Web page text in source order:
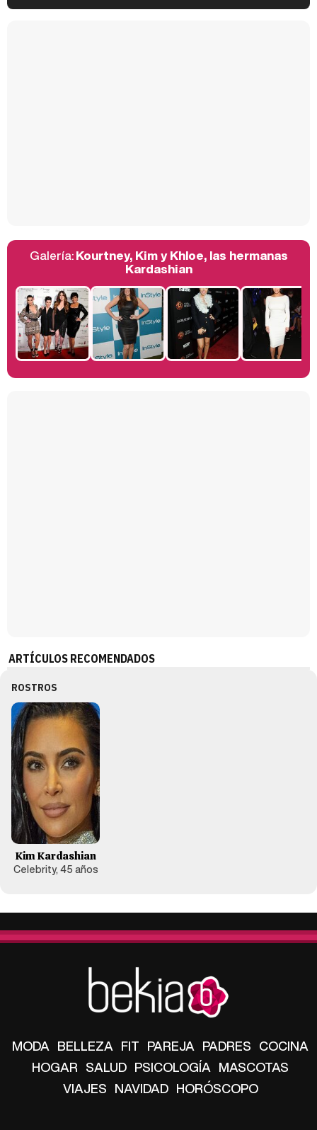
Manu Baqueiro: "Tuve como referente a Bruce Willis en 'Luz de Luna' para mi trabajo en la serie 'Perdiendo el juicio'"
Galería:Kourtney, Kim y Khloe, las hermanas
Kardashian
ARTÍCULOS RECOMENDADOS
ROSTROS
Kim Kardashian
Celebrity, 45 años
MODA BELLEZA FIT PAREJA PADRES COCINA
HOGAR SALUD PSICOLOGÍA MASCOTAS
VIAJES NAVIDAD HORÓSCOPO